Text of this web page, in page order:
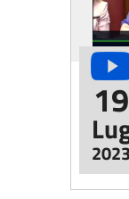
19